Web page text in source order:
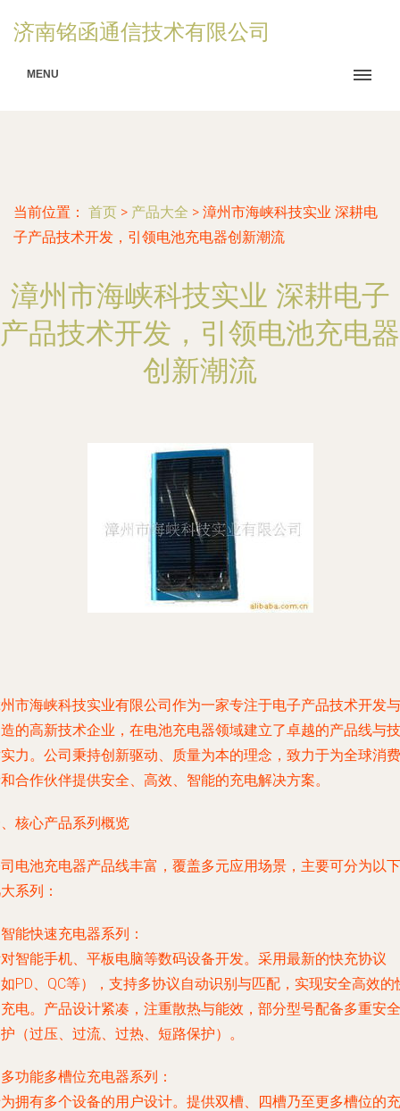
济南铭函通信技术有限公司
MENU
当前位置： 首页 > 产品大全 > 漳州市海峡科技实业 深耕电
子产品技术开发，引领电池充电器创新潮流
漳州市海峡科技实业 深耕电子
产品技术开发，引领电池充电器
创新潮流
市海峡科技实业有限公司作为一家专注于电子产品技术开发与
的高新技术企业，在电池充电器领域建立了卓越的产品线与技
力。公司秉持创新驱动、质量为本的理念，致力于为全球消费
合作伙伴提供安全、高效、智能的充电解决方案。
核心产品系列概览
电池充电器产品线丰富，覆盖多元应用场景，主要可分为以下
系列：
智能快速充电器系列 ：
智能手机、平板电脑等数码设备开发。采用最新的快充协议
PD、QC等），支持多协议自动识别与匹配，实现安全高效的
电。产品设计紧凑，注重散热与能效，部分型号配备多重安全
（过压、过流、过热、短路保护）。
多功能多槽位充电器系列 ：
拥有多个设备的用户设计。提供双槽、四槽乃至更多槽位的充